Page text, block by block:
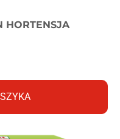
HORTENSJA